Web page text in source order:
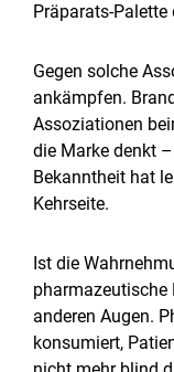
Präparats-Palette
Gegen solche
ankämpfen.
Assoziationen
die Marke denkt
Bekanntheit hat
Kehrseite.
Ist die
pharmazeutische
anderen Augen.
konsumiert,